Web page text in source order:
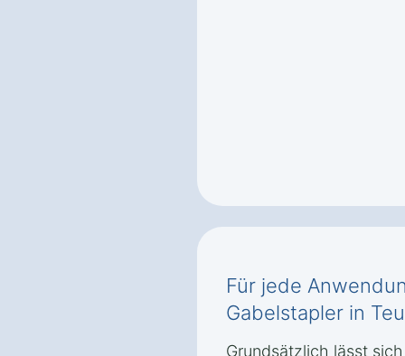
Für jede
Gabelstapler in
Grundsätzlich lässt